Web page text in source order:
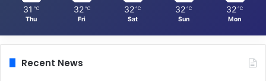
31 ℃
Thu
32 ℃
Fri
32 ℃
Sat
32 ℃
Sun
32 ℃
Mon
Recent News